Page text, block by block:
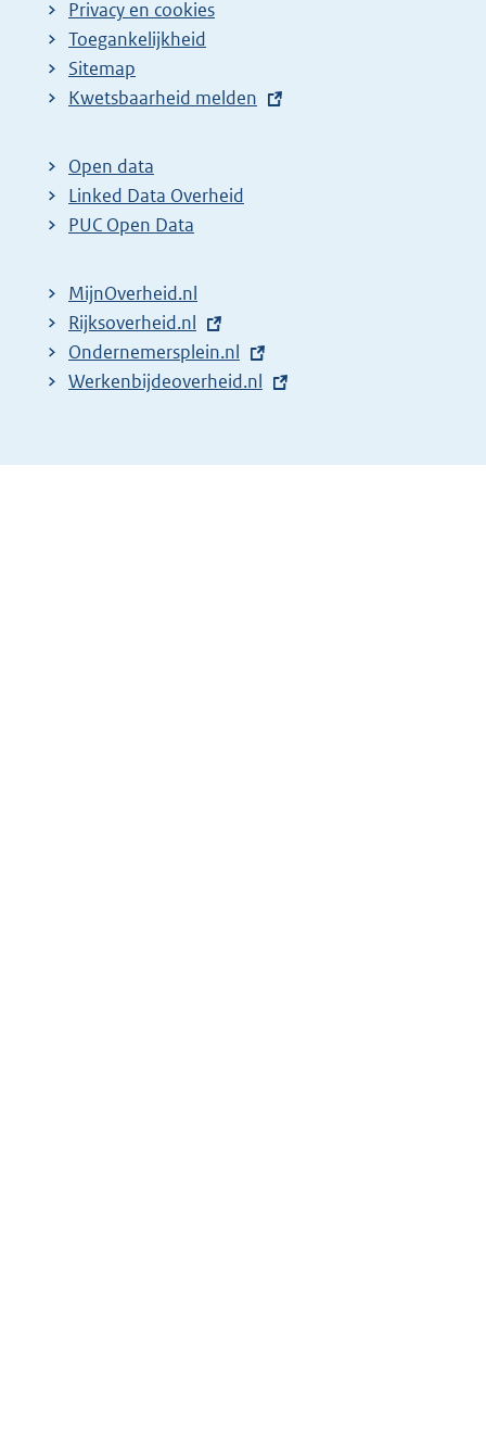
Privacy en cookies
Toegankelijkheid
Sitemap
E
t
e
r
l
i
n
k
Kwetsbaarheid melden
Open data
Linked Data Overheid
PUC Open Data
MijnOverheid.nl
E
x
t
n
Rijksoverheid.nl
E
x
r
Ondernemersplein.nl
E
e
Werkenbijdeoverheid.nl